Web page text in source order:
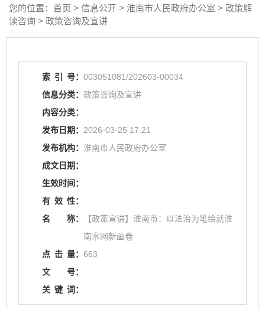
您的位置： 首页 > 信息公开 > 淮南市人民政府办公室 > 政策解
读咨询 > 政策咨询及宣讲
索 引 号： 003051081/202603-00034
信息分类： 政策咨询及宣讲
内容分类：
发布日期： 2026-03-25 17:21
发布机构： 淮南市人民政府办公室
成文日期：
生效时间：
有 效 性：
名
称：
【政策宣讲】淮南市：以法治为笔绘就淮
南水网新画卷
点 击 量： 663
文
号：
关 键 词：